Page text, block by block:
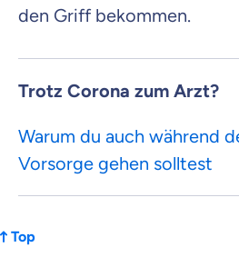
den Griff bekommen.
Trotz Corona zum Arzt?
Warum du auch während
Vorsorge gehen solltest
Top